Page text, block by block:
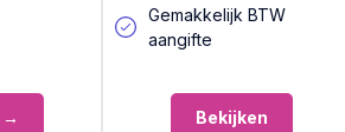
→
Gemakkelijk BTW
aangifte
Bekijken